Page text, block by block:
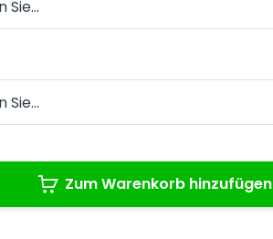
Zum Warenkorb hinzufügen